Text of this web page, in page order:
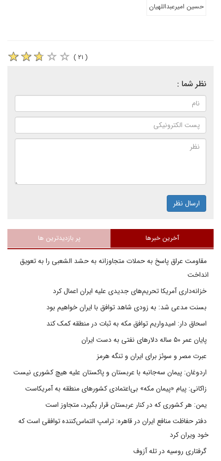
حسین امیرعبداللهیان
( ۲۱ )
نظر شما :
ارسال نظر
آخرین خبرها پر بازدیدترین ها
مقاومت عراق پاسخ به حملات متجاوزانه به حشد الشعبی را به تعویق
انداخت
خزانه‌داری آمریکا تحریم‌های جدیدی علیه ایران اعمال کرد
بسنت مدعی شد: به زودی شاهد توافق با ایران خواهیم بود
اسحاق دار: امیدواریم توافق مکه به ثبات در منطقه کمک کند
پایان عمر ۵۰ ساله دلارهای نفتی به دست ایران
عبرت مصر و سوئز برای ایران و تنگه هرمز
اردوغان: پیمان سه‌جانبه با عربستان و پاکستان علیه هیچ کشوری نیست
زاکانی: پیام «پیمان مکه» بی‌اعتمادی کشورهای منطقه به آمریکاست
یمن: هر کشوری که در کنار عربستان قرار بگیرد، متجاوز است
دفتر حفاظت منافع ایران در قاهره: ترامپ التماس‌کننده توافقی است که
خود ویران کرد
گرفتاری روسیه در تله آزوف